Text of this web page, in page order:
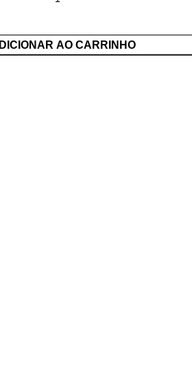
AO CARRINHO